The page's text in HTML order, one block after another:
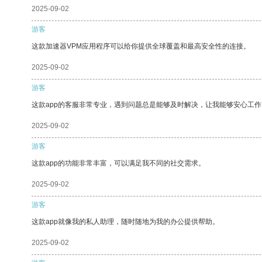
2025-09-02
游客
这款加速器VPM应用程序可以给你提供全球覆盖和最高安全性的连接。
2025-09-02
游客
这款app的客服非常专业，遇到问题总是能够及时解决，让我能够安心工
2025-09-02
游客
这款app的功能非常丰富，可以满足我不同的社交需求。
2025-09-02
游客
这款app就像我的私人助理，随时随地为我的办公提供帮助。
2025-09-02